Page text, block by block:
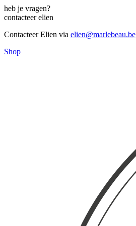
heb je vragen?
contacteer elien
Contacteer Elien via elien@marlebeau.be
Shop